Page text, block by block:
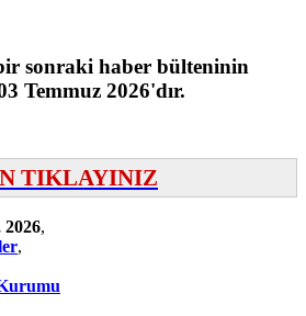
sonraki haber bülteninin
Temmuz 2026'dır.
TIKLAYINIZ
2026,
,